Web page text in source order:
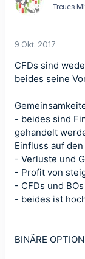
Treues
9 Okt. 2017
CFDs sind
beides seine
- beides sind
gehandelt
Einfluss auf
- Verluste und
- Profit von
- CFDs und
- beides ist
BINÄRE